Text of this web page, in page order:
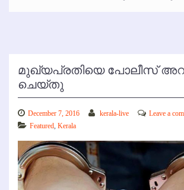
മുഖ്യപ്രതിയെ പോലീസ്
ചെയ്തു
December 7, 2016 kerala-live
Leave a
Featured Kerala